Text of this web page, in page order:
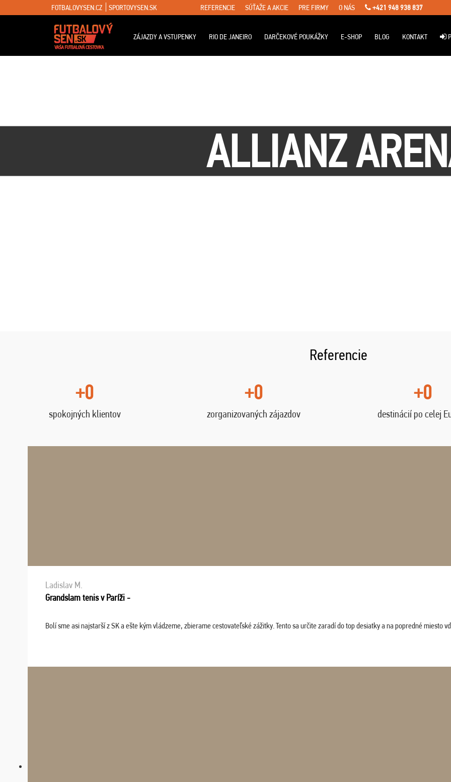
FOTBALOVYSEN.CZ SPORTOVYSEN.SK REFERENCIE SÚŤAŽE A AKCIE PRE FIRMY O NÁS +421 948 938 837
ZÁJAZDY A VSTUPENKY RIO DE JANEIRO DARČEKOVÉ POUKÁŽKY E-SHOP BLOG KONTAKT
ALLIANZ
Referencie
+0
spokojných klientov
+0
zorganizovaných zájazdov
+0
destinácií po celej
Ladislav M.
Grandslam tenis v Paríži -
Bolí sme asi najstarší z SK a ešte kým vládzeme, zbierame cestovateľské zážitky. Tento sa určite zaradí do top desiatky a na popredné miesto